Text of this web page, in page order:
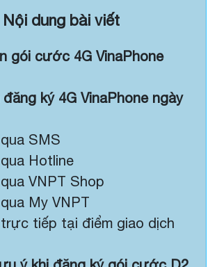
Nội dung bài viết
gói cước 4G VinaPhone
ký 4G VinaPhone ngày
SMS
Hotline
VNPT Shop
My VNPT
tiếp tại điểm giao dịch